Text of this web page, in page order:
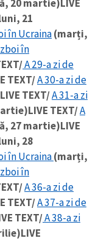
20 martie)LIVE
21
în Ucraina(marți,
în
A 29-a zi de
TEXT/A 30-a zi de
LIVE TEXT/A 31-a zi
LIVE TEXT/A
27 martie)LIVE
28
în Ucraina(marți,
în
A 36-a zi de
TEXT/A 37-a zi de
TEXT/A 38-a zi
LIVE